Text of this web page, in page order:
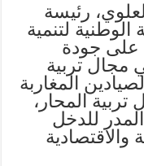
رئيسة
الوطنية لتنمية
على جودة
مجال تربية
المغاربة
المحار،
للدخل
والاقتصادية